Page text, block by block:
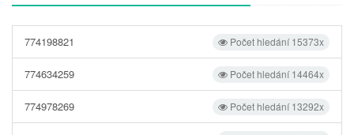
Počet hledání 15373x
774198821
Počet hledání 14464x
774634259
Počet hledání 13292x
774978269